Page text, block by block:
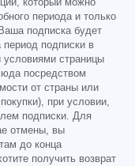
который можно
периода и только
подписка будет
период подписки в
условиями страницы
посредством
от страны или
при условии,
подписки. Для
отмены, вы
до конца
получить возврат